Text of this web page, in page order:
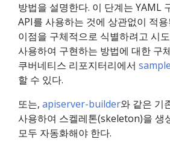
방법을 설명한다. 이 단계는 YAML
API를 사용하는 것에 상관없이 적
이점을 구체적으로 식별하려고 시
사용하여 구현하는 방법에 대한 구
쿠버네티스 리포지터리에서
할 수 있다.
또는, apiserver-builder와 같은 기
사용하여 스켈레톤(skeleton)을 생
모두 자동화해야 한다.